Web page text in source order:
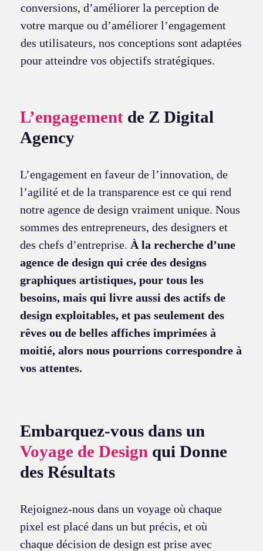
conversions, d’améliorer la perception de
votre marque ou d’améliorer l’engagement
des utilisateurs, nos conceptions sont adaptées
pour atteindre vos objectifs stratégiques.
L’engagement de Z Digital
Agency
L’engagement en faveur de l’innovation, de
l’agilité et de la transparence est ce qui rend
notre agence de design vraiment unique. Nous
sommes des entrepreneurs, des designers et
des chefs d’entreprise. À la recherche d’une
agence de design qui crée des designs
graphiques artistiques, pour tous les
besoins, mais qui livre aussi des actifs de
design exploitables, et pas seulement des
rêves ou de belles affiches imprimées à
moitié, alors nous pourrions correspondre à
vos attentes.
Embarquez-vous dans un
Voyage de Design qui Donne
des Résultats
Rejoignez-nous dans un voyage où chaque
pixel est placé dans un but précis, et où
chaque décision de design est prise avec